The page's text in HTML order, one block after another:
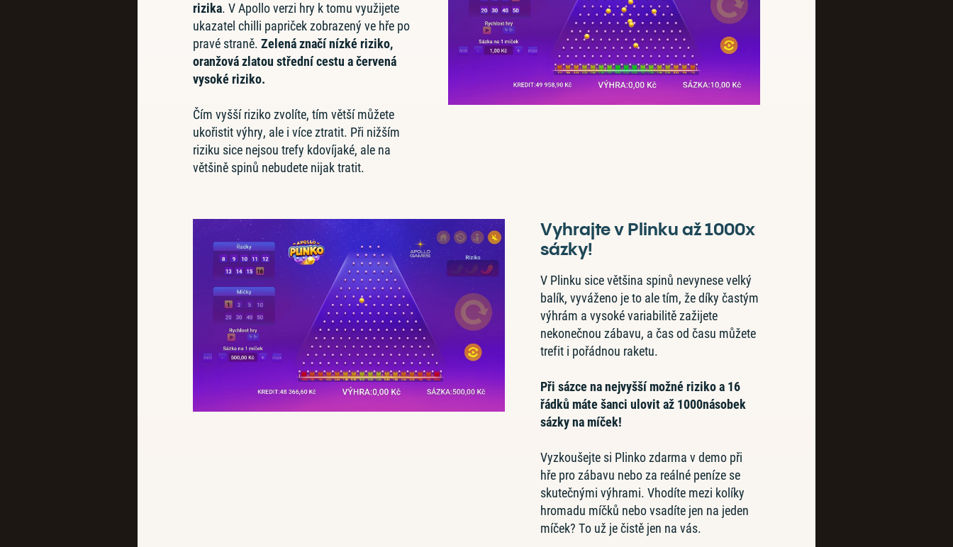
rizika. V Apollo verzi hry k tomu využijete
ukazatel chilli papriček zobrazený ve hře po
pravé straně.Zelená značí nízké riziko,
oranžová zlatou střední cestu a červená
vysoké riziko.
Čím vyšší riziko zvolíte, tím větší můžete
ukořistit výhry, ale i více ztratit. Při nižším
riziku sice nejsou trefy kdovíjaké, ale na
většině spinů nebudete nijak tratit.
Vyhrajte v Plinku až 1000x
sázky!
V Plinku sice většina spinů nevynese velký
balík, vyváženo je to ale tím, že díky častým
výhrám a vysoké variabilitě zažijete
nekonečnou zábavu, a čas od času můžete
trefit i pořádnou raketu.
Při sázce na nejvyšší možné riziko a 16
řádků máte šanci ulovit až 1000násobek
sázky na míček!
Vyzkoušejte si Plinko zdarma v demo při
hře pro zábavu nebo za reálné peníze se
skutečnými výhrami. Vhodíte mezi kolíky
hromadu míčků nebo vsadíte jen na jeden
míček? To už je čistě jen na vás.